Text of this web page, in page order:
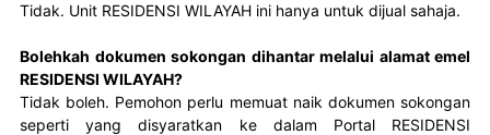
Tidak. Unit RESIDENSI WILAYAH ini hanya untuk dijual sahaja.
Bolehkah dokumen sokongan dihantar melalui alamat emel
RESIDENSI WILAYAH?
Tidak boleh. Pemohon perlu memuat naik dokumen sokongan
seperti yang disyaratkan ke dalam Portal RESIDENSI